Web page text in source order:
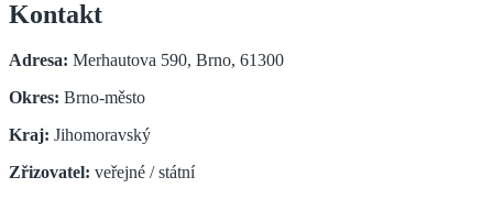
Kontakt
Adresa: Merhautova 590, Brno, 61300
Okres: Brno-město
Kraj: Jihomoravský
Zřizovatel: veřejné / státní